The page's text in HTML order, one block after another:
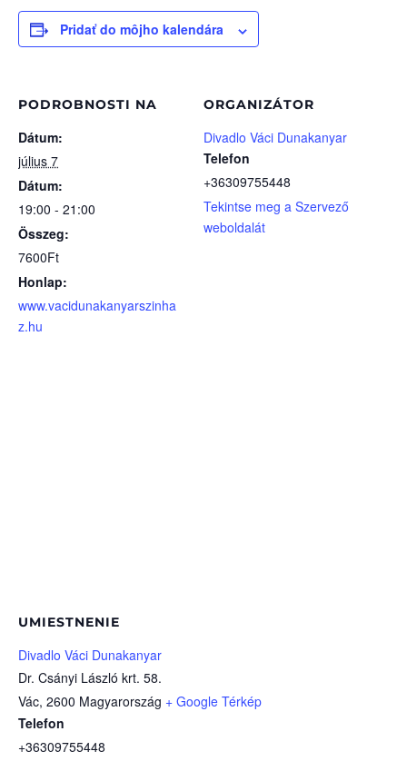
Pridať do môjho kalendára
PODROBNOSTI NA
Dátum:
július 7
Dátum:
19:00 - 21:00
Összeg:
7600Ft
Honlap:
www.vacidunakanyarszinha
z.hu
ORGANIZÁTOR
Divadlo Váci Dunakanyar
Telefon
+36309755448
Tekintse meg a Szervező
weboldalát
UMIESTNENIE
Divadlo Váci Dunakanyar
Dr. Csányi László krt. 58.
Vác, 2600 Magyarország + Google Térkép
Telefon
+36309755448